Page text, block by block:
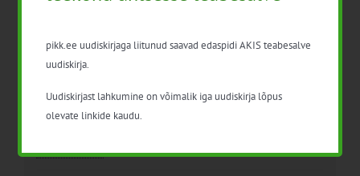
Detailid
27. dets. 2021
pikk.ee uudiskirjaga liitunud saavad edaspidi AKIS teabesalve
uudiskirja.
Uudiskirjast lahkumine on võimalik iga uudiskirja lõpus
olevate linkide kaudu.